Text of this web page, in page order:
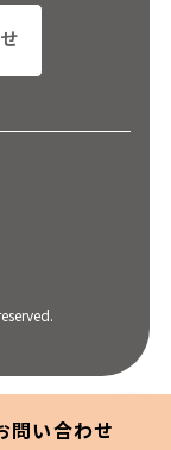
問い合わせ